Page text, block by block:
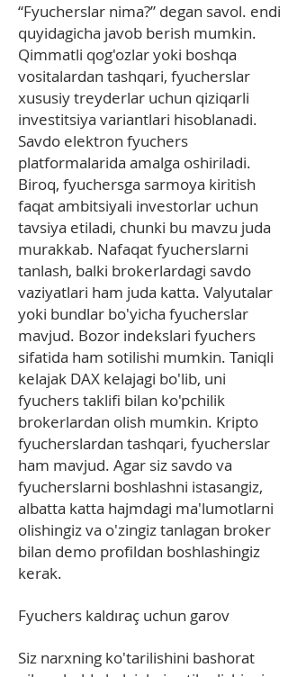
“Fyucherslar nima?” degan savol. endi
quyidagicha javob berish mumkin.
Qimmatli qog'ozlar yoki boshqa
vositalardan tashqari, fyucherslar
xususiy treyderlar uchun qiziqarli
investitsiya variantlari hisoblanadi.
Savdo elektron fyuchers
platformalarida amalga oshiriladi.
Biroq, fyuchersga sarmoya kiritish
faqat ambitsiyali investorlar uchun
tavsiya etiladi, chunki bu mavzu juda
murakkab. Nafaqat fyucherslarni
tanlash, balki brokerlardagi savdo
vaziyatlari ham juda katta. Valyutalar
yoki bundlar bo'yicha fyucherslar
mavjud. Bozor indekslari fyuchers
sifatida ham sotilishi mumkin. Taniqli
kelajak DAX kelajagi bo'lib, uni
fyuchers taklifi bilan ko'pchilik
brokerlardan olish mumkin. Kripto
fyucherslardan tashqari, fyucherslar
ham mavjud. Agar siz savdo va
fyucherslarni boshlashni istasangiz,
albatta katta hajmdagi ma'lumotlarni
olishingiz va o'zingiz tanlagan broker
bilan demo profildan boshlashingiz
kerak.
Fyuchers kaldıraç uchun garov
Siz narxning ko'tarilishini bashorat